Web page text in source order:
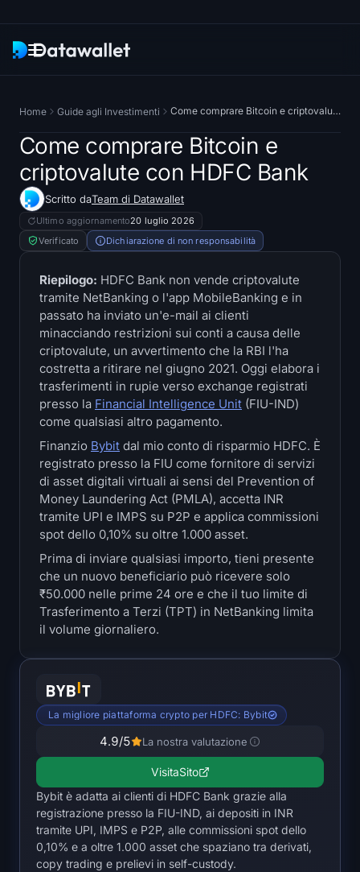
Ricerca
Tracciatori di ETF
ETF Bitcoin
ETF su Solana
Hyperliquid ETF
Tesorerie
Riserve Bitcoin
Titoli di Stato di Ethereum
Treasuries di Solana
Hyperliquid Treasuries
Liquidations
Tutte le Liquidations
Mappa termica di ETH
Mappa termica di HYPE
Mappa termica di ZEC
Dati di Mercato
Home Guide agli Investimenti Come comprare Bitcoin e criptovalute con HDFC Bank
Come comprare Bitcoin e
criptovalute con HDFC Bank
Scritto daTeam di Datawallet
Ultimo aggiornamento20 luglio 2026
Verificato
Dichiarazione di non responsabilità
Riepilogo: HDFC Bank non vende criptovalute
tramite NetBanking o l'app MobileBanking e in
passato ha inviato un'e-mail ai clienti
minacciando restrizioni sui conti a causa delle
criptovalute, un avvertimento che la RBI l'ha
costretta a ritirare nel giugno 2021. Oggi elabora i
trasferimenti in rupie verso exchange registrati
presso la Financial Intelligence Unit (FIU-IND)
come qualsiasi altro pagamento.
Finanzio Bybit dal mio conto di risparmio HDFC. È
registrato presso la FIU come fornitore di servizi
di asset digitali virtuali ai sensi del Prevention of
Money Laundering Act (PMLA), accetta INR
tramite UPI e IMPS su P2P e applica commissioni
spot dello 0,10% su oltre 1.000 asset.
Prima di inviare qualsiasi importo, tieni presente
che un nuovo beneficiario può ricevere solo
₹50.000 nelle prime 24 ore e che il tuo limite di
Trasferimento a Terzi (TPT) in NetBanking limita
il volume giornaliero.
La migliore piattaforma crypto per HDFC: Bybit
4.9/5 La nostra valutazione
VisitaSito
Bybit è adatta ai clienti di HDFC Bank grazie alla
registrazione presso la FIU-IND, ai depositi in INR
tramite UPI, IMPS e P2P, alle commissioni spot dello
0,10% e a oltre 1.000 asset che spaziano tra derivati,
copy trading e prelievi in self-custody.